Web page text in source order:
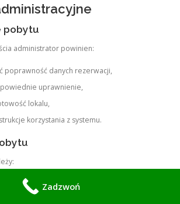
pobytu
administrator powinien:
poprawność danych rezerwacji,
uprawnienie,
lokalu,
korzystania z systemu.
Zadzwoń